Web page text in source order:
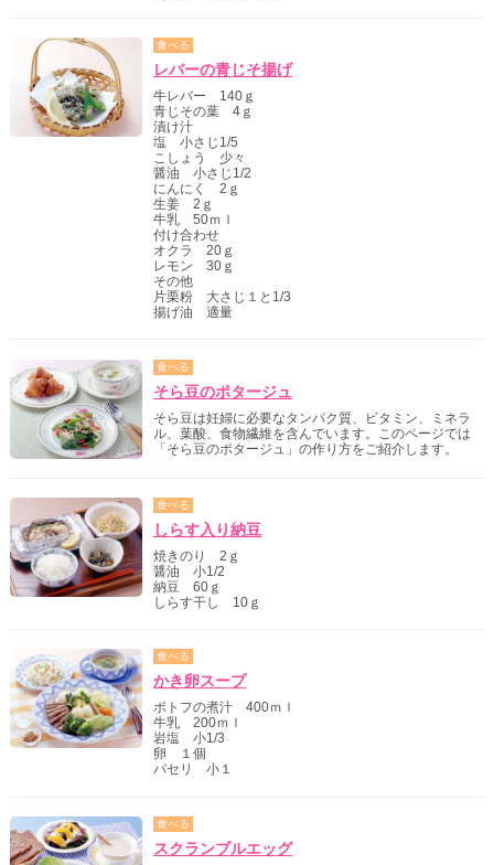
食べる
レバーの青じそ揚げ
牛レバー 140ｇ
青じその葉 4ｇ
漬け汁
塩 小さじ1/5
こしょう 少々
醤油 小さじ1/2
にんにく 2ｇ
生姜 2ｇ
牛乳 50ｍｌ
付け合わせ
オクラ 20ｇ
レモン 30ｇ
その他
片栗粉 大さじ１と1/3
揚げ油 適量
食べる
そら豆のポタージュ
そら豆は妊婦に必要なタンパク質、ビタミン、ミネラ
ル、葉酸、食物繊維を含んでいます。このページでは
「そら豆のポタージュ」の作り方をご紹介します。
食べる
しらす入り納豆
焼きのり 2ｇ
醤油 小1/2
納豆 60ｇ
しらす干し 10ｇ
食べる
かき卵スープ
ポトフの煮汁 400ｍｌ
牛乳 200ｍｌ
岩塩 小1/3
卵 １個
パセリ 小１
食べる
スクランブルエッグ